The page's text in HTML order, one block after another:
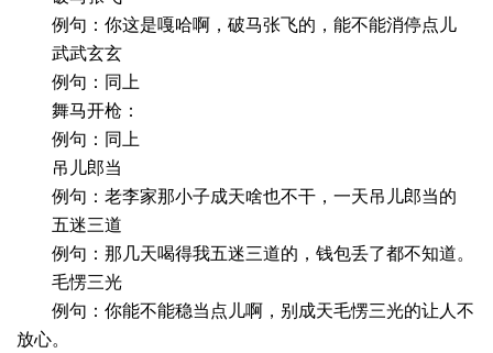
例句：你这是嘎哈啊，破马张飞的，能不能消停点儿
武武玄玄
例句：同上
舞马开枪：
例句：同上
吊儿郎当
例句：老李家那小子成天啥也不干，一天吊儿郎当的
五迷三道
例句：那几天喝得我五迷三道的，钱包丢了都不知道。
毛愣三光
例句：你能不能稳当点儿啊，别成天毛愣三光的让人不
放心。